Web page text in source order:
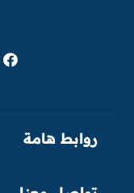
روابط هامة